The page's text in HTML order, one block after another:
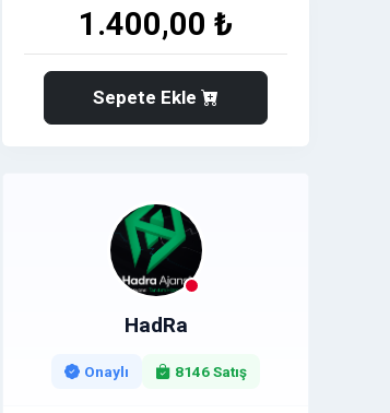
1.400,00 ₺
Sepete Ekle
HadRa
Onaylı 8146 Satış